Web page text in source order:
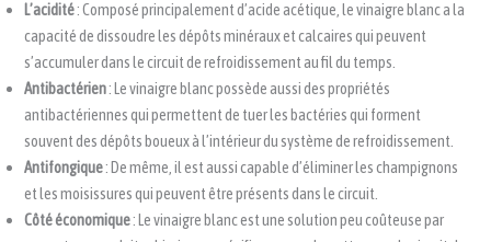
L’acidité: Composé principalement d’acide acétique, le vinaigre blanc a la
capacité de dissoudre les dépôts minéraux et calcaires qui peuvent
s’accumuler dans le circuit de refroidissement au fil du temps.
Antibactérien: Le vinaigre blanc possède aussi des propriétés
antibactériennes qui permettent de tuer les bactéries qui forment
souvent des dépôts boueux à l’intérieur du système de refroidissement.
Antifongique: De même, il est aussi capable d’éliminer les champignons
et les moisissures qui peuvent être présents dans le circuit.
Côté économique: Le vinaigre blanc est une solution peu coûteuse par